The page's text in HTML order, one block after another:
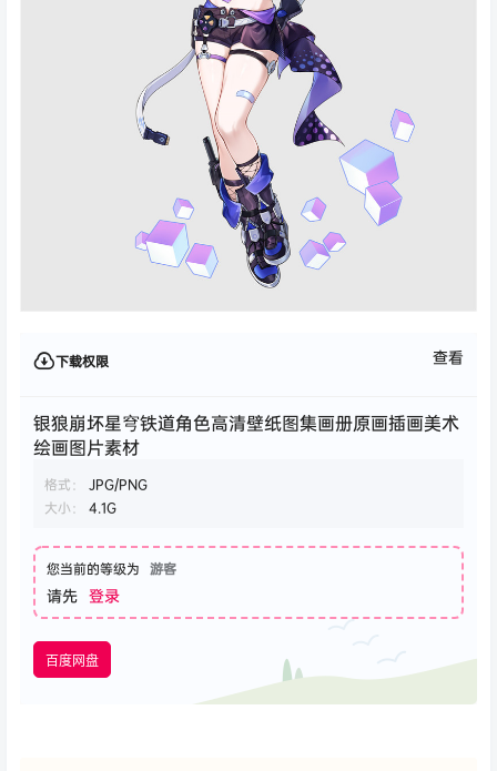
下载权限 查看
银狼崩坏星穹铁道角色高清壁纸图集画册原画插画美术
绘画图片素材
格式：
JPG/PNG
大小：
4.1G
您当前的等级为 游客
请先 登录
百度网盘